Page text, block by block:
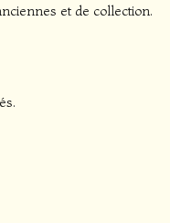
et de collection.